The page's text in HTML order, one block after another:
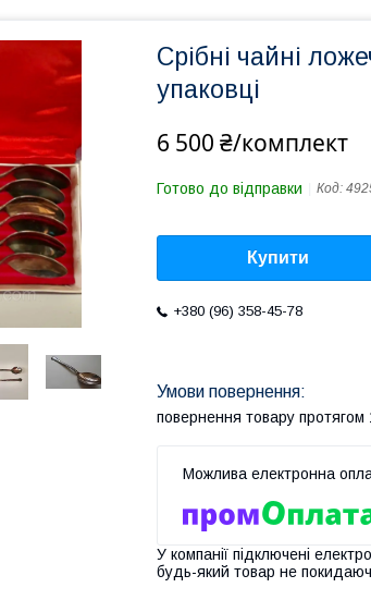
Срібні чайні
упаковці
6 500 ₴/комплект
Готово до відправки Код:
Купити
+380 (96) 358-45-78
повернення товару протягом
У компанії підключені
будь-який товар не